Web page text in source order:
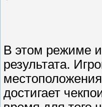
В этом режиме
результата.
достигает